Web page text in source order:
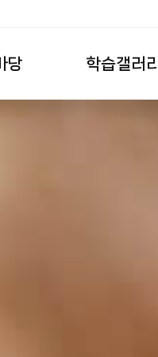
당 학습갤러리